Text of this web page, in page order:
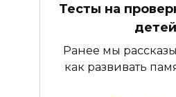
Тесты на
детей
Ранее мы
как развивать